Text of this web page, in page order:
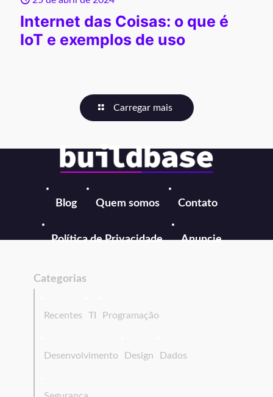
Internet das Coisas: o que é
IoT e exemplos de uso
Carregar mais
Blog Quem somos Contato
Política de Privacidade Anuncie
Categorias
Recentes TI Programação
Desenvolvimento Design Dados